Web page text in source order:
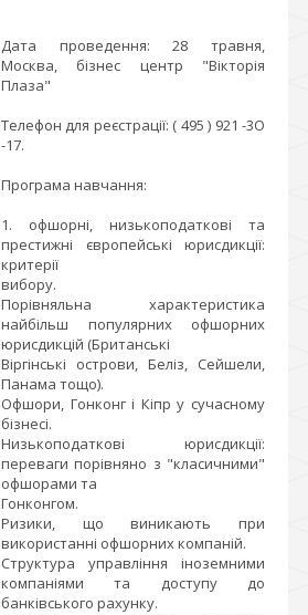
Дата проведення: 28 травня,
Москва, бізнес центр "Вікторія
Плаза"
Телефон для реєстрації: ( 495 ) 921 -3O
-17.
Програма навчання:
1. офшорні, низькоподаткові та
престижні європейські юрисдикції:
критерії
вибору.
Порівняльна характеристика
найбільш популярних офшорних
юрисдикцій (Британські
Віргінські острови, Беліз, Сейшели,
Панама тощо).
Офшори, Гонконг і Кіпр у сучасному
бізнесі.
Низькоподаткові юрисдикції:
переваги порівняно з "класичними"
офшорами та
Гонконгом.
Ризики, що виникають при
використанні офшорних компаній.
Структура управління іноземними
компаніями та доступу до
банківського рахунку.